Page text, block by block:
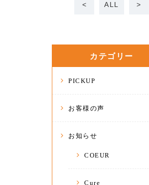
< ALL >
カテゴリー
PICKUP
お客様の声
お知らせ
COEUR
Cure